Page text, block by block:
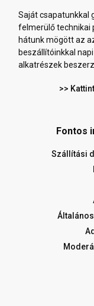
Saját csapatunkkal
felmerülő technikai
hátunk mögött az
beszállítóinkkal
alkatrészek
>>
Fontos
Szállítási